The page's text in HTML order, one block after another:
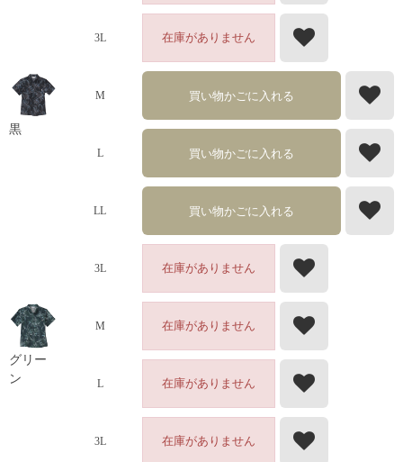
3L 在庫がありません
黒
M 買い物かごに入れる
L 買い物かごに入れる
LL 買い物かごに入れる
3L 在庫がありません
グリー
ン
M 在庫がありません
L 在庫がありません
3L 在庫がありません